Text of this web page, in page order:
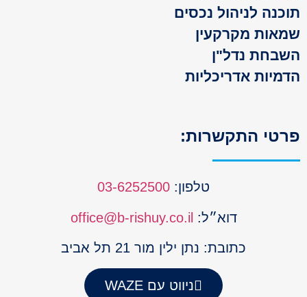
לניהול נכסים
מקרקעין
נדל"ן
אדריכליות
התקשרות:
טלפון:03-6252500
דוא״ל:office@b-rishuy.co.il
כתובת: נתן ילין מור 21 תל אביב
ניווט עם WAZE